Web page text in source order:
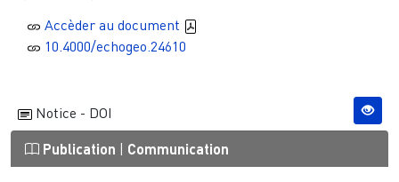
Accèder au document
10.4000/echogeo.24610
Notice - DOI
Publication Communication